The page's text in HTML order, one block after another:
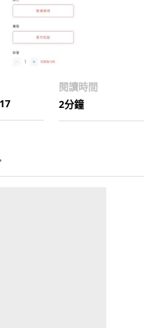
閱讀時間
2分鐘